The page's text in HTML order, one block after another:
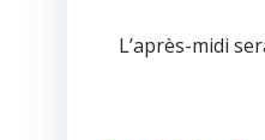
L’après-midi